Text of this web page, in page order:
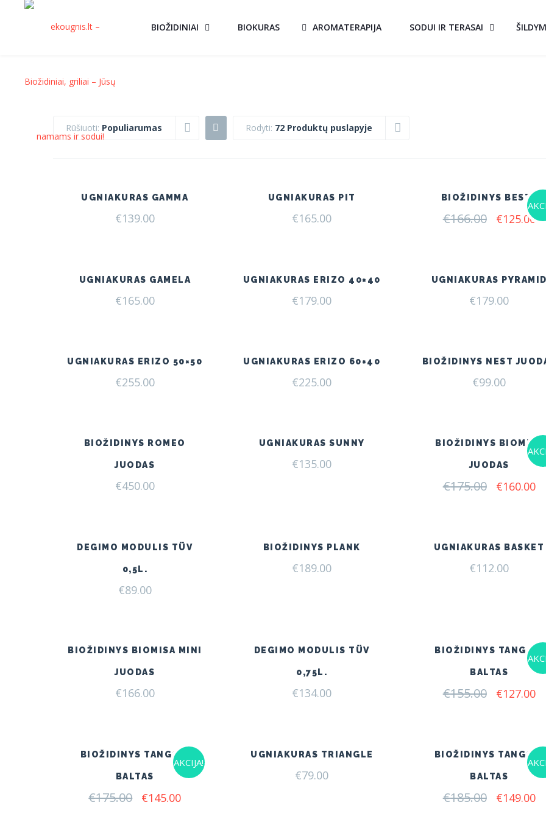
BIOŽIDINIAI BIOKURAS AROMATERAPIJA SODUI IR TERASAI
Rūšiuoti: Populiarumas Rodyti: 72 Produktų puslapyje
UGNIAKURAS GAMMA
€139.00
UGNIAKURAS PIT
€165.00
BIOŽIDINYS BESTA
€166.00 Original
€125.00
UGNIAKURAS GAMELA
€165.00
UGNIAKURAS ERIZO 40×40
€179.00
UGNIAKURAS PYRAMID
€179.00
UGNIAKURAS ERIZO 50×50
€255.00
UGNIAKURAS ERIZO 60×40
€225.00
BIOŽIDINYS NEST
€99.00
BIOŽIDINYS ROMEO
JUODAS
€450.00
UGNIAKURAS SUNNY
€135.00
BIOŽIDINYS BIOMISA
JUODAS
€175.00 Original
€160.00
DEGIMO MODULIS TÜV
0,5L.
€89.00
BIOŽIDINYS PLANK
€189.00
UGNIAKURAS BASKET
€112.00
BIOŽIDINYS BIOMISA MINI
JUODAS
€166.00
DEGIMO MODULIS TÜV
0,75L.
€134.00
BIOŽIDINYS TANGO 2
BALTAS
€155.00 Original
€127.00
AKCIJA!
BIOŽIDINYS TANGO 3
BALTAS
€175.00 Original
€145.00Current
UGNIAKURAS TRIANGLE
€79.00
BIOŽIDINYS TANGO 4
BALTAS
€185.00 Original
€149.00